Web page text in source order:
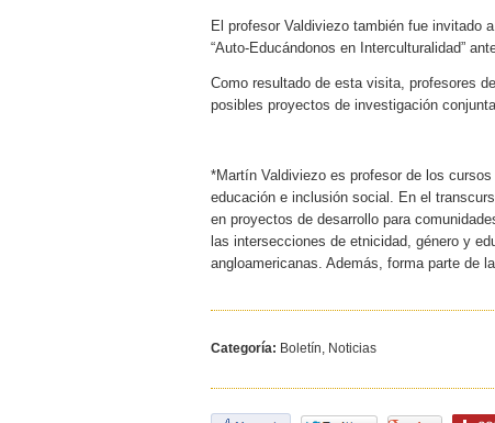
El profesor Valdiviezo también fue invitado
“Auto-Educándonos en Interculturalidad”
Como resultado de esta visita, profesores
posibles proyectos de investigación
*Martín Valdiviezo es profesor de los
educación e inclusión social. En el
en proyectos de desarrollo para
las intersecciones de etnicidad, género y
angloamericanas. Además, forma parte de
Categoría: Boletín, Noticias